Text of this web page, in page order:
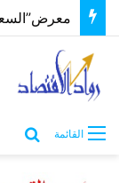
القائمة